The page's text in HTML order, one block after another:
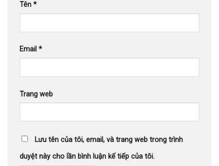
Tên *
Email *
Trang web
Lưu tên của tôi, email, và trang web trong trình
duyệt này cho lần bình luận kế tiếp của tôi.